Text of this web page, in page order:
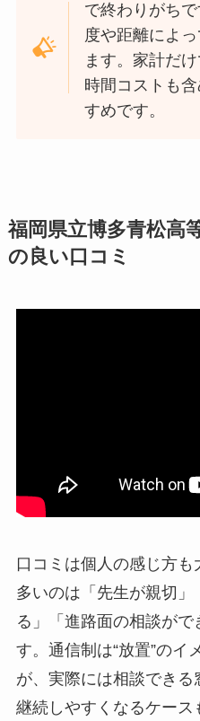
で終わりがち
度や距離によ
ます。家計だ
時間コストも
すめです。
福岡県立博多青松高
の良い口コミ
口コミは個人の感じ方
多いのは「先生が親切
る」「進路面の相談が
す。通信制は“放置”のイ
が、実際には相談でき
継続しやすくなるケース